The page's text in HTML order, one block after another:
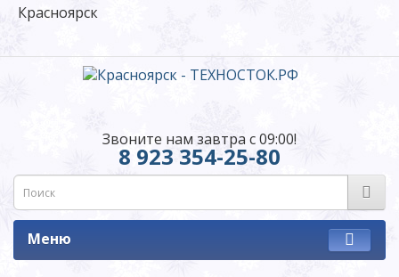
Красноярск
Звоните нам завтра с 09:00!
8 923 354-25-80
Меню